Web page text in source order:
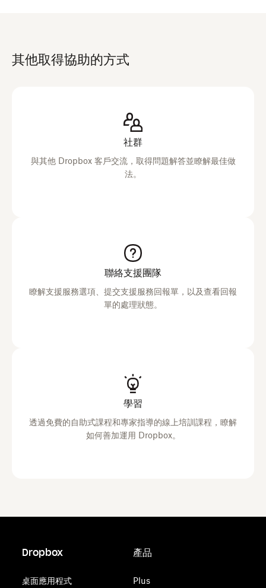
其他取得協助的方式
社群
與其他 Dropbox 客戶交流，取得問題解答並瞭解最佳做
法。
聯絡支援團隊
瞭解支援服務選項、提交支援服務回報單，以及查看回報
單的處理狀態。
學習
透過免費的自助式課程和專家指導的線上培訓課程，瞭解
如何善加運用 Dropbox。
Dropbox
桌面應用程式
產品
Plus